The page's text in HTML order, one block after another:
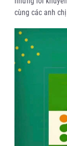
cùng các anh